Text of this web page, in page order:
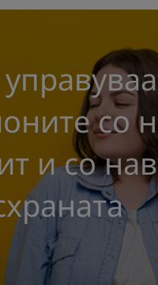
со
и со